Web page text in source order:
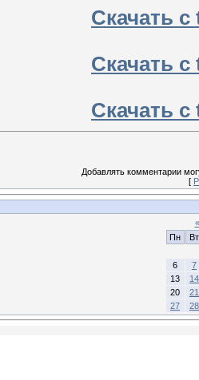
Скачать
Скачать
Скачать
Добавлять комментарии
[
«
Пн
Вт
6
7
13
14
20
21
27
28